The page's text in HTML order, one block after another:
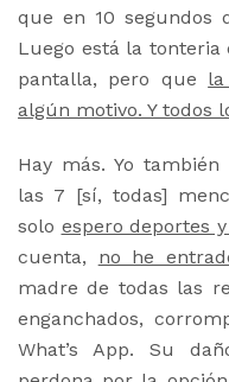
que en 10 segundos
Luego está la
pantalla, pero que
algún motivo. Y todos
Hay más. Yo
las 7 [sí, todas]
solo espero deportes
cuenta, no he
madre de todas las
enganchados,
What’s App. Su